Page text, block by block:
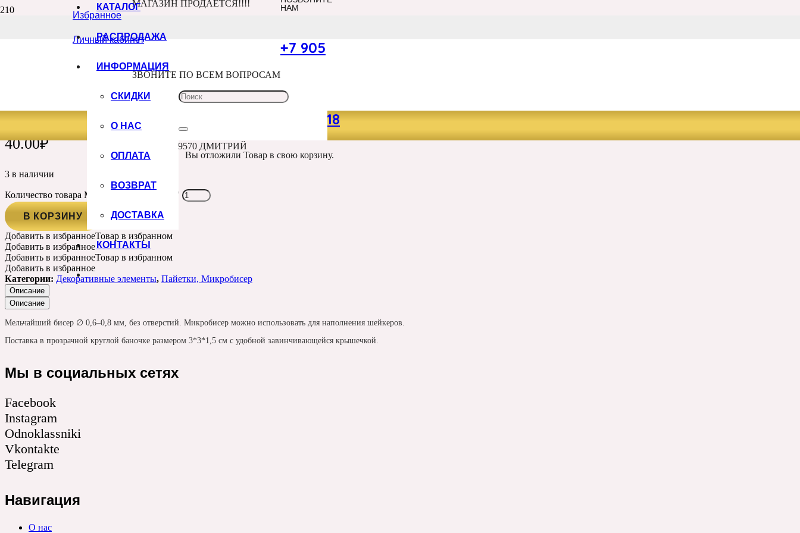
Избранное
Личный кабинет
МАГАЗИН ПРОДАЁТСЯ!!!!
ЗВОНИТЕ ПО ВСЕМ ВОПРОСАМ
+7 960 100 9570 ДМИТРИЙ
НАМ
+7 905
049 13 18
КАТАЛОГ
РАСПРОДАЖА
ИНФОРМАЦИЯ
СКИДКИ
О НАС
ОПЛАТА
ВОЗВРАТ
ДОСТАВКА
КОНТАКТЫ
Вы отложилиТовар в свою корзину.
Декоративные элементы
МИКРОБИСЕР “СЕРЕБРО”
40.00₽
3 в наличии
Количество товара Микробисер "Серебро"
В КОРЗИНУ
Добавить в избранноеТовар в избранном
Добавить в избранное
Добавить в избранноеТовар в избранном
Добавить в избранное
Категории: Декоративные элементы, Пайетки, Микробисер
Описание
Описание
Мельчайший бисер ∅ 0,6–0,8 мм, без отверстий. Микробисер можно использовать для наполнения шейкеров.
Поставка в прозрачной круглой баночке размером 3*3*1,5 см с удобной завинчивающейся крышечкой.
Мы в социальных сетях
Facebook
Instagram
Odnoklassniki
Vkontakte
Telegram
Навигация
О нас